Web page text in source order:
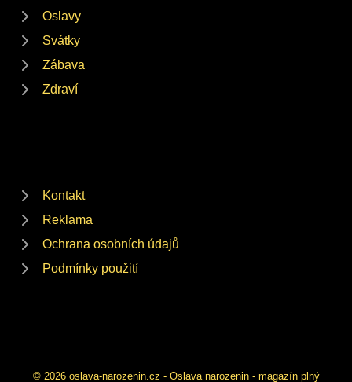
Oslavy
Svátky
Zábava
Zdraví
Kontakt
Reklama
Ochrana osobních údajů
Podmínky použití
© 2026 oslava-narozenin.cz - Oslava narozenin - magazín plný